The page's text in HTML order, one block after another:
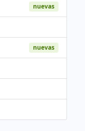
nuevas
nuevas